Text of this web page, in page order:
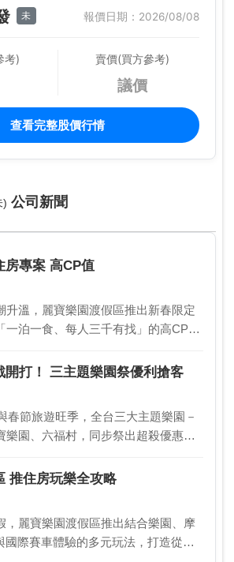
未 報價日期：2026/08/08
考) 賣價(買方參考)
議價
查看完整股價行情
) 公司新聞
房專案 高CP值
升溫，麗寶樂園渡假區推出新春限定
一泊一食、每人三千有找」的高CP值
日起至2月10日前於官網訂房成功，
開打！ 三主題樂園祭優利搶客
春節旅遊旺季，全台三大主題樂園－
樂園、六福村，同步祭出超殺優惠與
全出籠，搶攻親子家庭與年輕族群的
推住房玩樂全攻略
，麗寶樂園渡假區推出結合樂園、摩
國際賽車體驗的多元玩法，打造從親